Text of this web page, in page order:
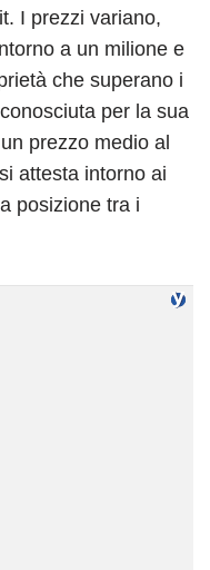
I prezzi variano,
a un milione e
che superano i
per la sua
prezzo medio al
attesta intorno ai
posizione tra i